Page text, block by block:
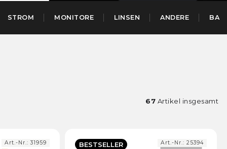
STROM MONITORE LINSEN ANDERE
67 Artikel insgesamt
Art.-Nr.:31959 BESTSELLER Art.-Nr.: 25394